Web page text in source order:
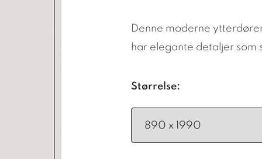
Denne moderne
har elegante detaljer som
Størrelse: